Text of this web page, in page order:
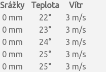
Srážky Teplota
Vítr
0 mm 22°
3 m/s
0 mm 23°
3 m/s
0 mm 24°
3 m/s
0 mm 25°
3 m/s
0 mm 25°
3 m/s